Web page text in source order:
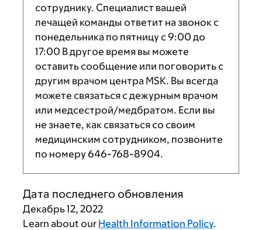
сотруднику. Специалист вашей
лечащей команды ответит на звонок с
понедельника по пятницу с9:00 до
17:00 В другое время вы можете
оставить сообщение или поговорить с
другим врачом центра MSK. Вы всегда
можете связаться с дежурным врачом
или медсестрой/медбратом. Если вы
не знаете, как связаться со своим
медицинским сотрудником, позвоните
по номеру646-768-8904.
Дата последнего обновления
Декабрь 12, 2022
Learn about our Health Information Policy.